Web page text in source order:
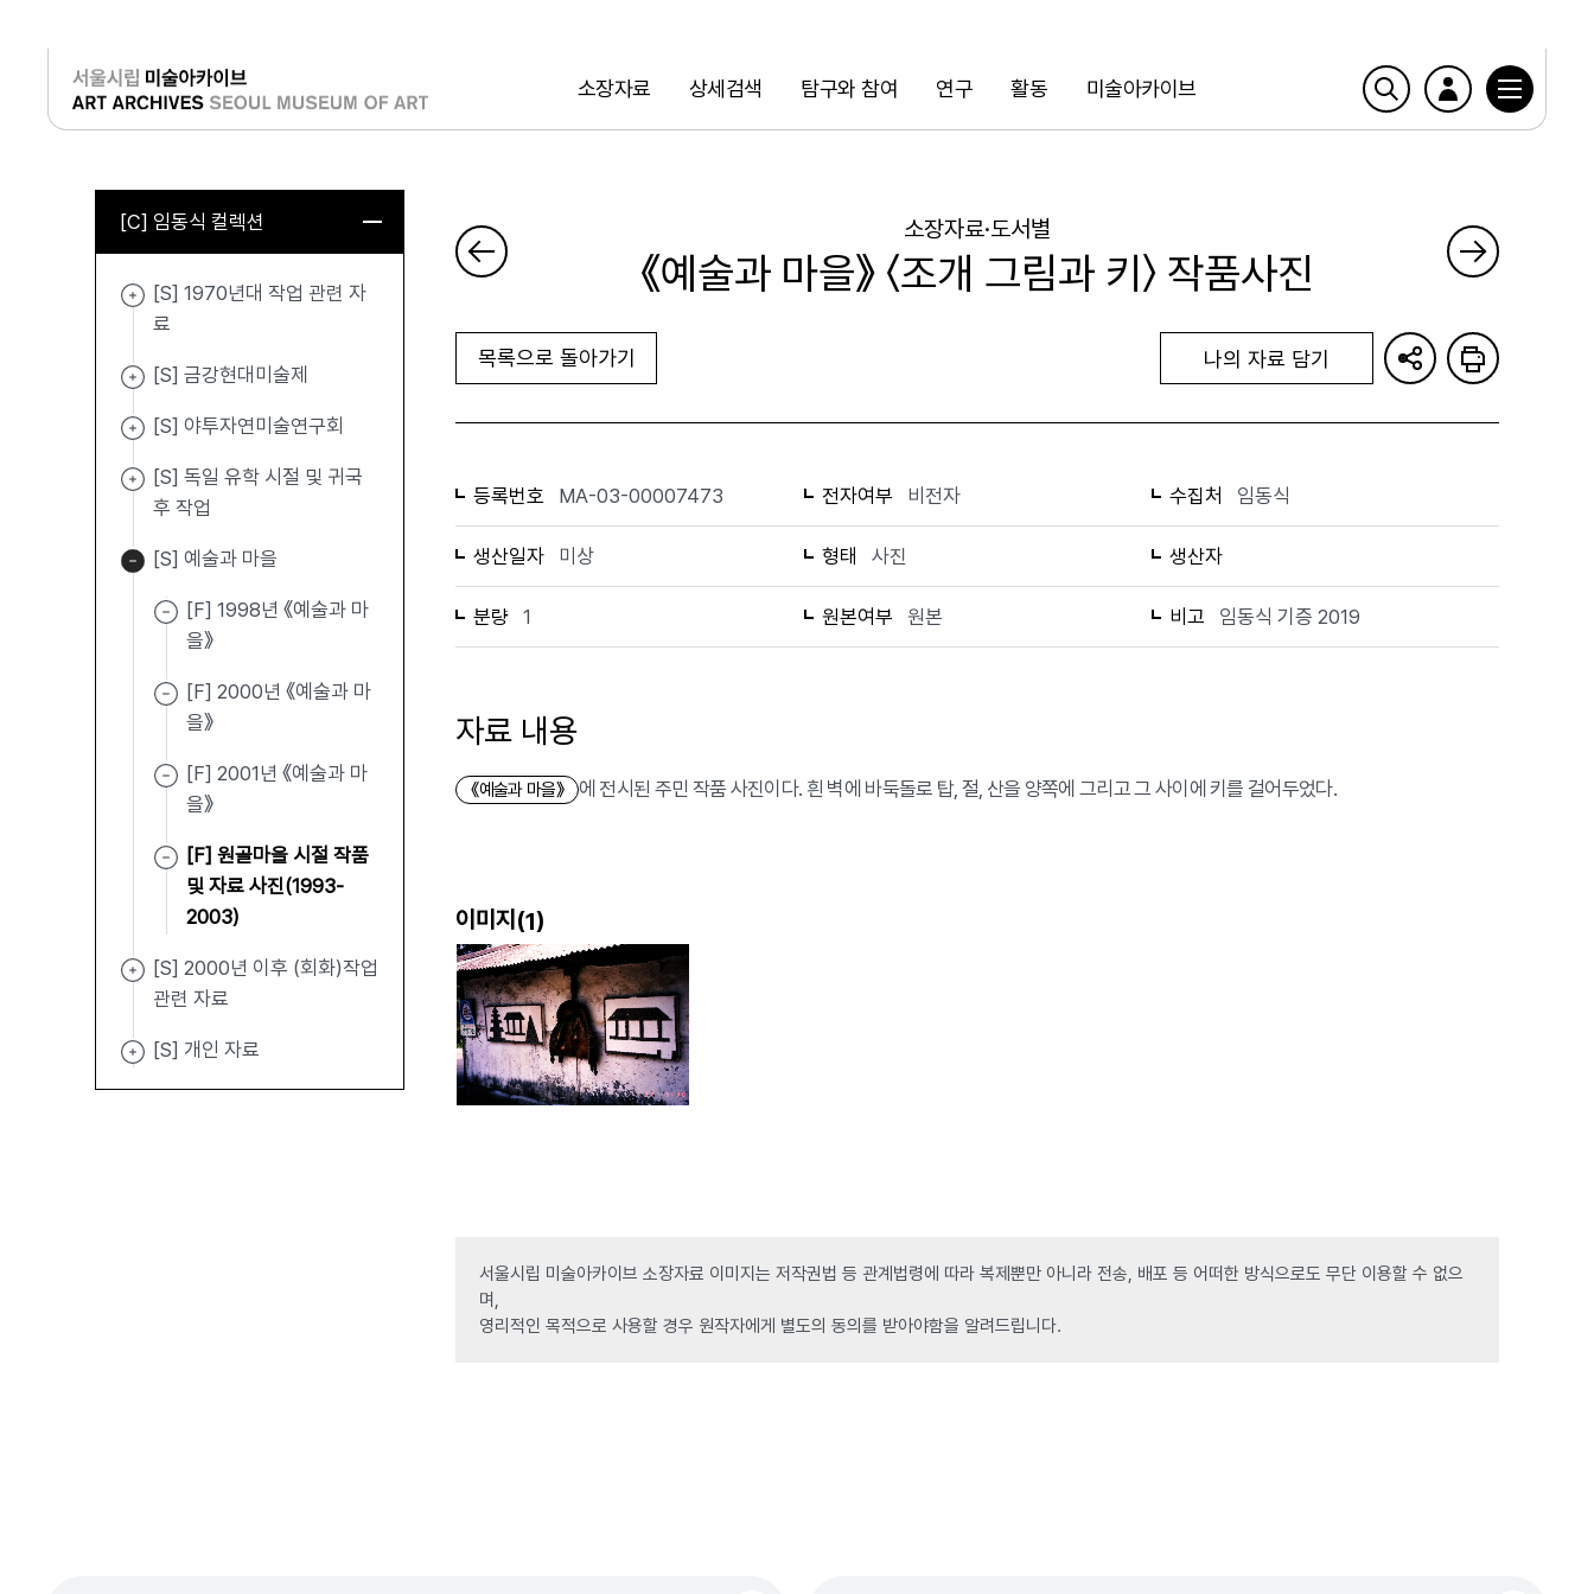
소장자료 상세검색 탐구와 참여 연구 활동 미술아카이브
검색
로그인
[C] 임동식 컬렉션
[S] 1970년대 작업 관련 자
료
[S] 금강현대미술제
[S] 야투자연미술연구회
[S] 독일 유학 시절 및 귀국
후 작업
[S] 예술과 마을
[F] 1998년 《예술과 마
을》
[F] 2000년 《예술과 마
을》
[F] 2001년 《예술과 마
을》
[F] 원골마을 시절 작품
및 자료 사진(1993-
2003)
[S] 2000년 이후 (회화)작업
관련 자료
[S] 개인 자료
소장자료·도서별
《예술과 마을》 〈조개 그림과 키〉 작품사진
목록으로 돌아가기 나의 자료 담기
등록번호 MA-03-00007473 전자여부 비전자 수집처 임동식
생산일자 미상 형태 사진 생산자
분량 1 원본여부 원본 비고 임동식 기증 2019
자료 내용
《예술과 마을》 에 전시된 주민 작품 사진이다. 흰 벽에 바둑돌로 탑, 절, 산을 양쪽에 그리고 그 사이에 키를 걸어두었다.
이미지(1)
서울시립 미술아카이브 소장자료 이미지는 저작권법 등 관계법령에 따라 복제뿐만 아니라 전송, 배포 등 어떠한 방식으로도 무단 이용할 수 없으
며,
영리적인 목적으로 사용할 경우 원작자에게 별도의 동의를 받아야함을 알려드립니다.